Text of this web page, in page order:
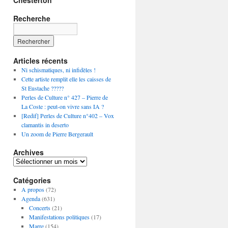
Recherche
Articles récents
Ni schismatiques, ni infidèles !
Cette artiste remplit elle les caisses de
St Eustache ?????
Perles de Culture n° 427 – Pierre de
La Coste : peut-on vivre sans IA ?
[Redif] Perles de Culture n°402 – Vox
clamantis in deserto
Un zoom de Pierre Bergerault
Archives
Archives
Catégories
A propos(72)
Agenda(631)
Concerts(21)
Manifestations politiques(17)
Marre(154)